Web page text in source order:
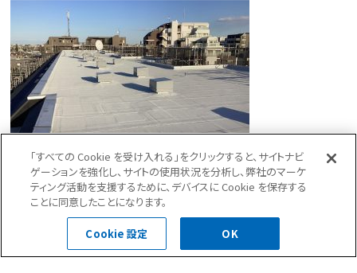
以上、現場よりアスファルト防水改修工事の様子をお伝えしました。
ではまた次回！
前の記事へ 次の記事へ
「すべての Cookie を受け入れる」をクリックすると、サイトナビ
ゲーションを強化し、サイトの使用状況を分析し、弊社のマーケ
ティング活動を支援するために、デバイスに Cookie を保存する
ことに同意したことになります。
Cookie 設定 OK